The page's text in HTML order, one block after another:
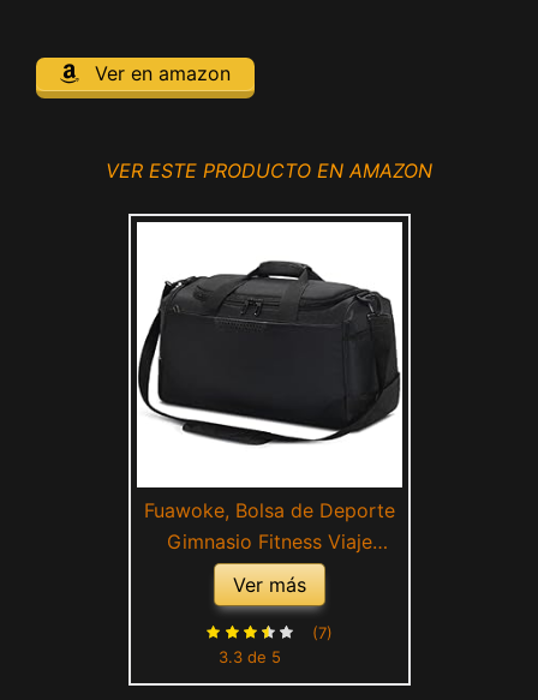
Ver en amazon
VER ESTE PRODUCTO EN AMAZON
Fuawoke, Bolsa de Deporte
Gimnasio Fitness Viaje
Vacaciones Deportiva
Mochila Función y
Compartimento para
Zapatos Separada Seco y
Ver más
3.3 de 5
(7)